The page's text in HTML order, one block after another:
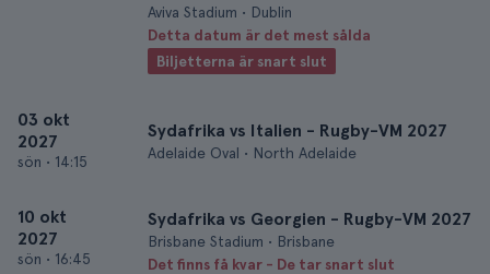
Aviva Stadium • Dublin
Detta datum är det mest sålda
Biljetterna är snart slut
03 okt
2027
sön • 14:15
Sydafrika vs Italien - Rugby-VM 2027
Adelaide Oval • North Adelaide
10 okt
2027
sön • 16:45
Sydafrika vs Georgien - Rugby-VM 2027
Brisbane Stadium • Brisbane
Det finns få kvar - De tar snart slut